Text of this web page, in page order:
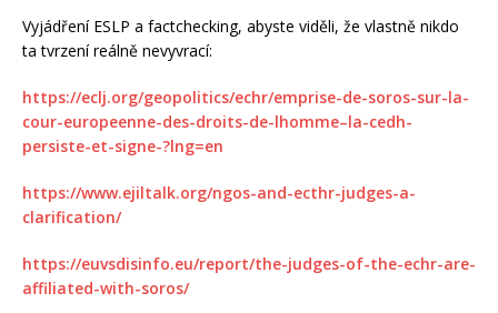
Vyjádření ESLP a factchecking, abyste viděli, že vlastně nikdo
ta tvrzení reálně nevyvrací:
https://eclj.org/geopolitics/echr/emprise-de-soros-sur-la-
cour-europeenne-des-droits-de-lhomme–la-cedh-
persiste-et-signe-?lng=en
https://www.ejiltalk.org/ngos-and-ecthr-judges-a-
clarification/
https://euvsdisinfo.eu/report/the-judges-of-the-echr-are-
affiliated-with-soros/